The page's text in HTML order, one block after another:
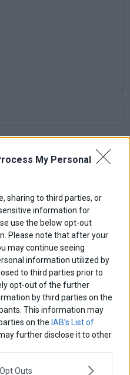
My Personal
sharing to third parties, or
information for
use the below opt-out
Please note that after your
may continue seeing
information utilized by
to third parties prior to
opt-out of the further
by third parties on the
This information may
on the IAB’s List of
further disclose it to other
Outs
τον ιστότοπο μου σε αυτόν
θα σχολιάσω.
ΕΠΟΜΕΝΟ ΑΡΘΡΟ
ΟΔΔΗΧ: Δημοπρασία
6μηνων εντόκων 875 εκατ.
ευρώ στις 3/9